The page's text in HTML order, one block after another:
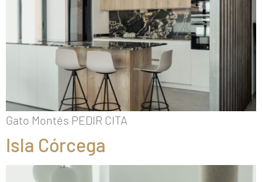
Gato Montés PEDIR CITA
Isla Córcega